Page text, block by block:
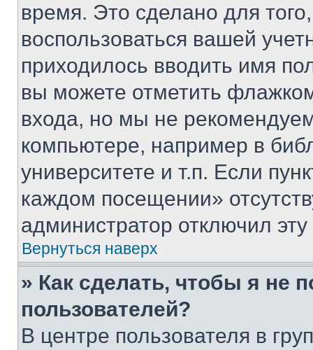
время. Это сделано для
воспользоваться вашей
приходилось вводить имя
вы можете отметить
входа, но мы не
компьютере, например в
университете и т.п. Если
каждом посещении»
администратор отключил
Вернуться наверх
» Как сделать, чтобы я не
пользователей?
В центре пользователя в